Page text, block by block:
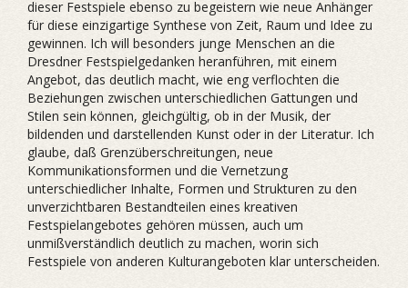
dieser Festspiele ebenso zu begeistern wie neue Anhänger
für diese einzigartige Synthese von Zeit, Raum und Idee zu
gewinnen. Ich will besonders junge Menschen an die
Dresdner Festspielgedanken heranführen, mit einem
Angebot, das deutlich macht, wie eng verflochten die
Beziehungen zwischen unterschiedlichen Gattungen und
Stilen sein können, gleichgültig, ob in der Musik, der
bildenden und darstellenden Kunst oder in der Literatur. Ich
glaube, daß Grenzüberschreitungen, neue
Kommunikationsformen und die Vernetzung
unterschiedlicher Inhalte, Formen und Strukturen zu den
unverzichtbaren Bestandteilen eines kreativen
Festspielangebotes gehören müssen, auch um
unmißverständlich deutlich zu machen, worin sich
Festspiele von anderen Kulturangeboten klar unterscheiden.